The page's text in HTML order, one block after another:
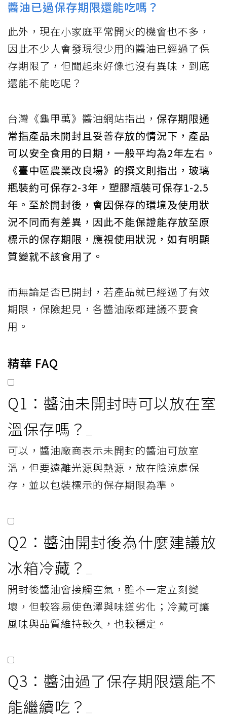
醬油已過保存期限還能吃嗎？
此外，現在小家庭平常開火的機會也不多，
因此不少人會發現很少用的醬油已經過了保
存期限了，但聞起來好像也沒有異味，到底
還能不能吃呢？
台灣《龜甲萬》醬油網站指出， 保存期限通
常指產品未開封且妥善存放的情況下，產品
可以安全食用的日期，一般平均為2年左右。
《臺中區農業改良場》的撰文則指出，玻璃
瓶裝約可保存2-3年，塑膠瓶裝可保存1-2.5
年。至於開封後，會因保存的環境及使用狀
況不同而有差異，因此不能保證能存放至原
標示的保存期限，應視使用狀況，如有明顯
質變就不該食用了。
而無論是否已開封，若產品就已經過了有效
期限，保險起見，各醬油廠都建議不要食
用。
精華 FAQ
Q1：醬油未開封時可以放在室
溫保存嗎？
可以，醬油廠商表示未開封的醬油可放室
溫，但要遠離光源與熱源，放在陰涼處保
存，並以包裝標示的保存期限為準。
Q2：醬油開封後為什麼建議放
冰箱冷藏？
開封後醬油會接觸空氣，雖不一定立刻變
壞，但較容易使色澤與味道劣化；冷藏可讓
風味與品質維持較久，也較穩定。
Q3：醬油過了保存期限還能不
能繼續吃？